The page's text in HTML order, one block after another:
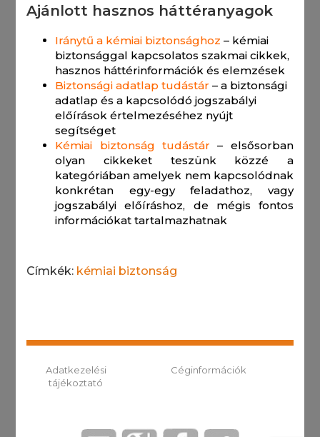
Ajánlott hasznos háttéranyagok
Iránytű a kémiai biztonsághoz – kémiai
biztonsággal kapcsolatos szakmai cikkek,
hasznos háttérinformációk és elemzések
Biztonsági adatlap tudástár – a biztonsági
adatlap és a kapcsolódó jogszabályi
előírások értelmezéséhez nyújt
segítséget
Kémiai biztonság tudástár – elsősorban
olyan cikkeket teszünk közzé a
kategóriában amelyek nem kapcsolódnak
konkrétan egy-egy feladathoz, vagy
jogszabályi előíráshoz, de mégis fontos
információkat tartalmazhatnak
Címkék: kémiai biztonság
Adatkezelési
tájékoztató
Céginformációk